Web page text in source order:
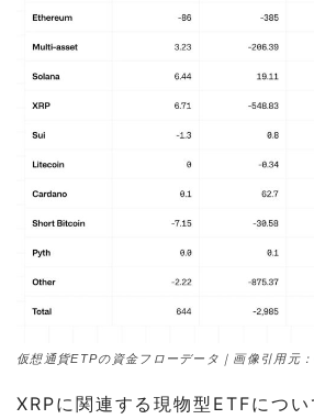
仮想通貨ETPの資金フローデータ｜画像引用元：
XRPに関連する現物型ETFにつ